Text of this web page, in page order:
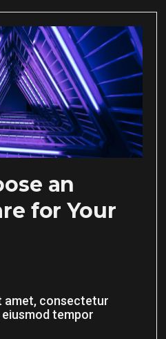
an
for Your
amet, consectetur
tempor